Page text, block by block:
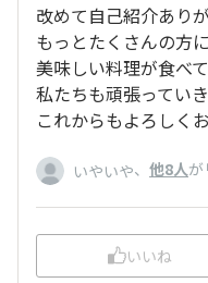
改めて自己紹介あり
もっとたくさんの方
美味しい料理が食べ
私たちも頑張ってい
これからもよろしく
いやいや、 他8人が
いいね